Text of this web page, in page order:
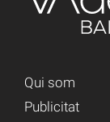
Qui som
Publicitat